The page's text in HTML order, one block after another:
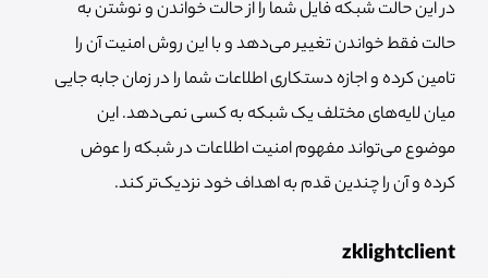
در این حالت شبکه فایل شما را از حالت خواندن و نوشتن به
حالت فقط خواندن تغییر می‌دهد و با این روش امنیت آن را
تامین کرده و اجازه دستکاری اطلاعات شما را در زمان جابه جایی
میان لایه‌های مختلف یک شبکه به کسی نمی‌دهد. این
موضوع می‌تواند مفهوم امنیت اطلاعات در شبکه را عوض
کرده و آن را چندین قدم به اهداف خود نزدیک‌تر کند.
zklightclient